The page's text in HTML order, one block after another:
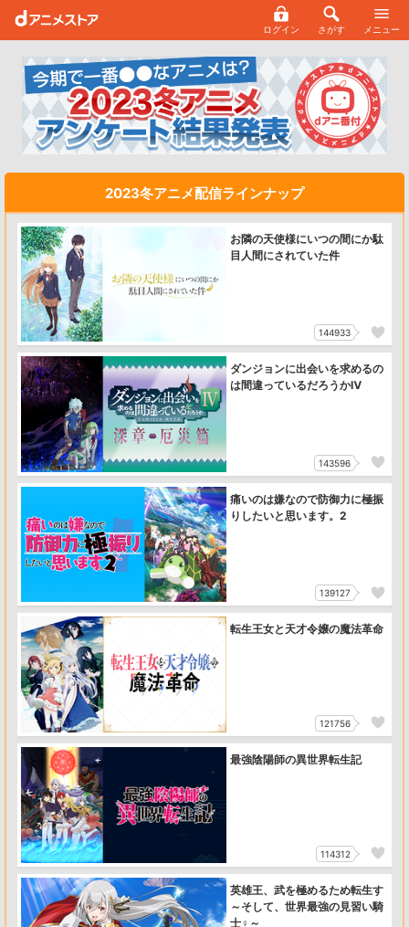
ログイン さがす メニュー
2023冬アニメ配信ラインナップ
お隣の天使様にいつの間にか駄
目人間にされていた件
144933
ダンジョンに出会いを求めるの
は間違っているだろうかⅣ
143596
痛いのは嫌なので防御力に極振
りしたいと思います。2
139127
転生王女と天才令嬢の魔法革命
121756
最強陰陽師の異世界転生記
114312
英雄王、武を極めるため転生す
～そして、世界最強の見習い騎
士♀～